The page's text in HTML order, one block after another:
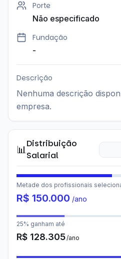
Porte
Não especificado
Fundação
-
Descrição
Nenhuma descrição
empresa.
📊
Distribuição
Salarial
Metade dos profissionais
R$ 150.000 /ano
25% ganham até
R$ 128.305/ano